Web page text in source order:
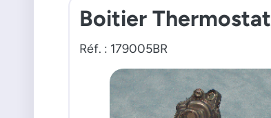
Boitier Thermostat
Réf. : 179005BR